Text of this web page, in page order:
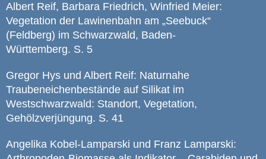
Albert Reif, Barbara Friedrich, Winfried Meier:
Vegetation der Lawinenbahn am „Seebuck“
(Feldberg) im Schwarzwald, Baden-
Württemberg. S. 5
Gregor Hys und Albert Reif: Naturnahe
Traubeneichenbestände auf Silikat im
Westschwarzwald: Standort, Vegetation,
Gehölzverjüngung. S. 41
Angelika Kobel-Lamparski und Franz Lamparski: